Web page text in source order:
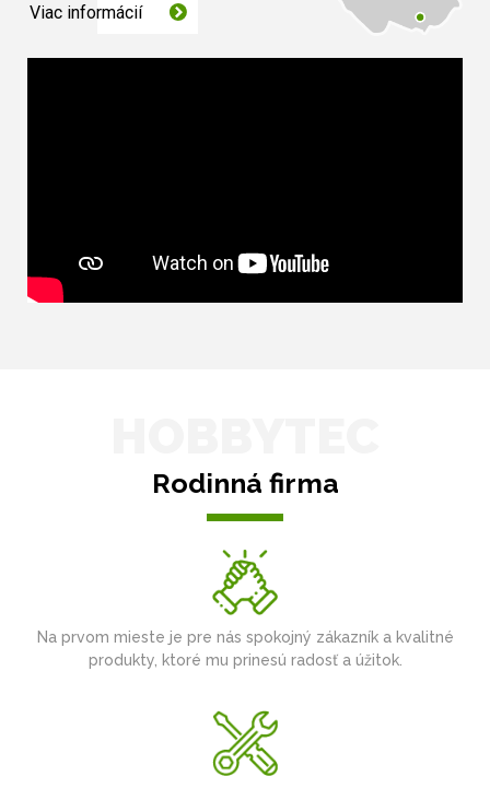
Viac informácií
Rodinná firma
Na prvom mieste je pre nás spokojný zákazník a kvalitné
produkty, ktoré mu prinesú radosť a úžitok.